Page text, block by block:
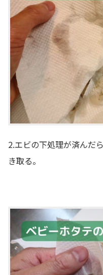
2.エビの下処理が済んだ
き取る。